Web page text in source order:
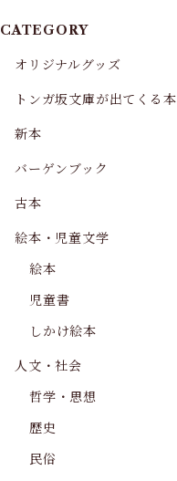
CATEGORY
オリジナルグッズ
トンガ坂文庫が出てくる本
新本
バーゲンブック
古本
絵本・児童文学
絵本
児童書
しかけ絵本
人文・社会
哲学・思想
歴史
民俗